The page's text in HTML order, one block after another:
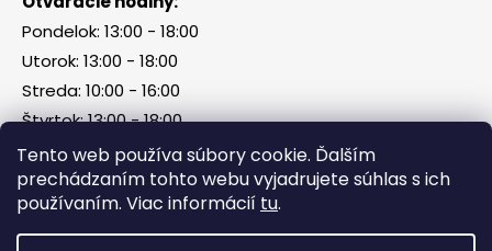
Tento web používa súbory cookie. Ďalším
prechádzaním tohto webu vyjadrujete súhlas s ich
používaním. Viac informácií tu.
Pondelok: 13:00 - 18:00
Utorok: 13:00 - 18:00
Streda: 10:00 - 16:00
Štvrtok: 13:00 - 18:00
Piatok, sobota, nedeľa: zatvorené